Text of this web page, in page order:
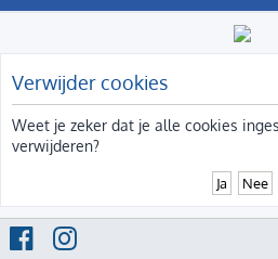
Verwijder cookies
Weet je zeker dat je alle cookies
verwijderen?